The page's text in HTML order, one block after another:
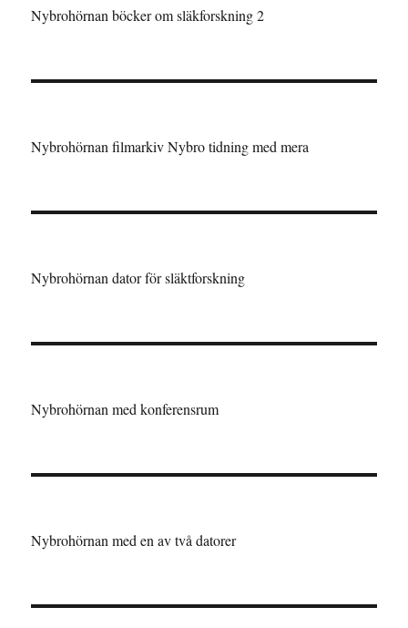
Nybrohörnan böcker om släkforskning 2
Nybrohörnan filmarkiv Nybro tidning med mera
Nybrohörnan dator för släktforskning
Nybrohörnan med konferensrum
Nybrohörnan med en av två datorer